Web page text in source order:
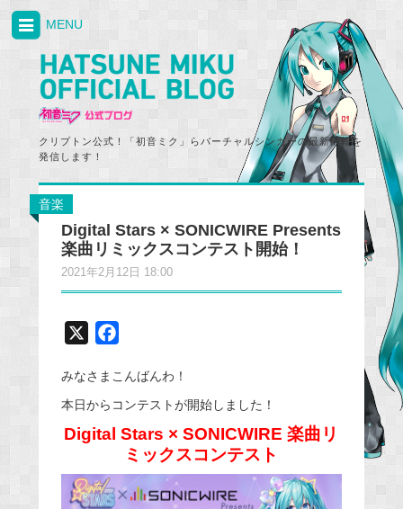
クリプトン公式！「初音ミク」らバーチャルシンガーの最新情報を
発信します！
MENU
音楽
Digital Stars × SONICWIRE Presents
楽曲リミックスコンテスト開始！
2021年2月12日 18:00
c
e
b
o
k
みなさまこんばんわ！
本日からコンテストが開始しました！
Digital Stars × SONICWIRE 楽曲リ
ミックスコンテスト